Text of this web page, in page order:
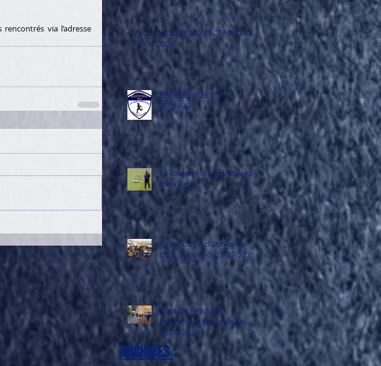
via l’adresse
FICHE INSCRIPTION TOURNOI DE
SIXTE 2024
REPRISE 2023-2024
(JEUNES)
La liste des dirigeants a été
mise à jour
Repas de fin d'année du
Club ce samedi 03/07/2021
Compte rendu de
l’Assemblée générale du
03/07/2020
ARCHIVES: